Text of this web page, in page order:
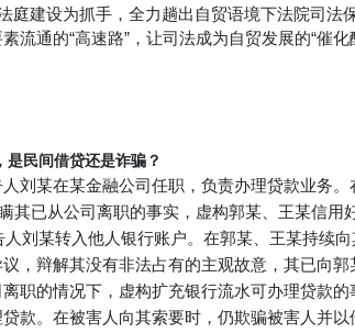
建设为抓手，全力趟出自贸语境下法院司法
通的“高速路”，让司法成为自贸发展的“催化
是民间借贷还是诈骗？
刘某在某金融公司任职，负责办理贷款业务
其已从公司离职的事实，虚构郭某、王某信
刘某转入他人银行账户。在郭某、王某持续
，辩解其没有非法占有的主观故意，其已向
职的情况下，虚构扩充银行流水可办理贷款
款。在被害人向其索要时，仍欺骗被害人并